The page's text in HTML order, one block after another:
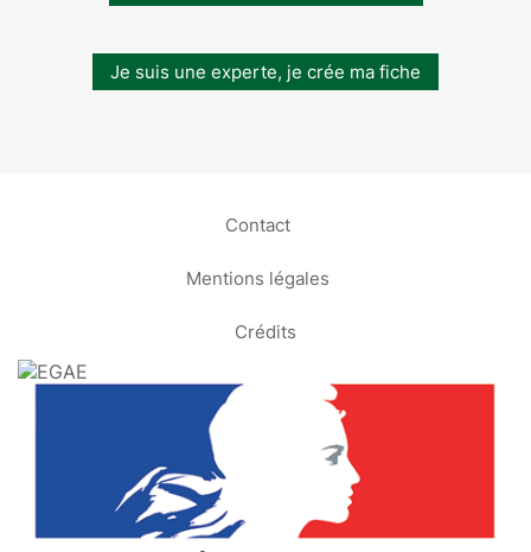
Je suis une experte, je crée ma fiche
Contact
Mentions légales
Crédits